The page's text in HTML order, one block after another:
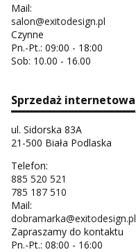
Mail:
salon@exitodesign.pl
Czynne
Pn.-Pt.: 09:00 - 18:00
Sob: 10.00 - 16.00
Sprzedaż internetowa
ul. Sidorska 83A
21-500 Biała Podlaska
Telefon:
885 520 521
785 187 510
Mail:
dobramarka@exitodesign.pl
Zapraszamy do kontaktu
Pn.-Pt.: 08:00 - 16:00